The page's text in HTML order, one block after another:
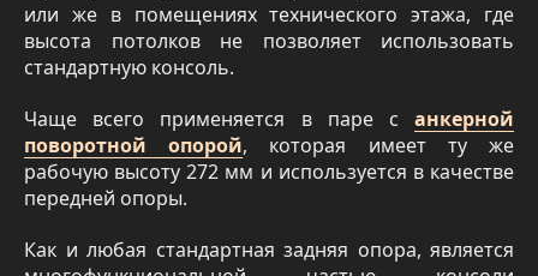
или же в помещениях технического этажа, где
высота потолков не позволяет использовать
стандартную консоль.
Чаще всего применяется в паре с анкерной
поворотной опорой, которая имеет ту же
рабочую высоту 272 мм и используется в качестве
передней опоры.
Как и любая стандартная задняя опора, является